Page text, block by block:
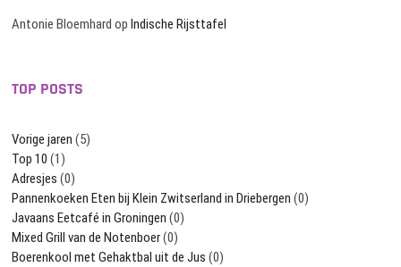
Antonie Bloemhard opIndische Rijsttafel
TOP POSTS
Vorige jaren (5)
Top 10 (1)
Adresjes (0)
Pannenkoeken Eten bij Klein Zwitserland in Driebergen (0)
Javaans Eetcafé in Groningen (0)
Mixed Grill van de Notenboer(0)
Boerenkool met Gehaktbal uit de Jus (0)